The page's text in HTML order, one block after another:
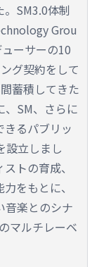
。SM3.0体制
Grou
ーサーの10
グ契約をして
蓄積してきた
、SM、さらに
きるパブリッ
設立しまし
トの育成、
をもとに、
音楽とのシナ
マルチレーベ